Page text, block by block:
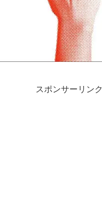
スポンサーリンク